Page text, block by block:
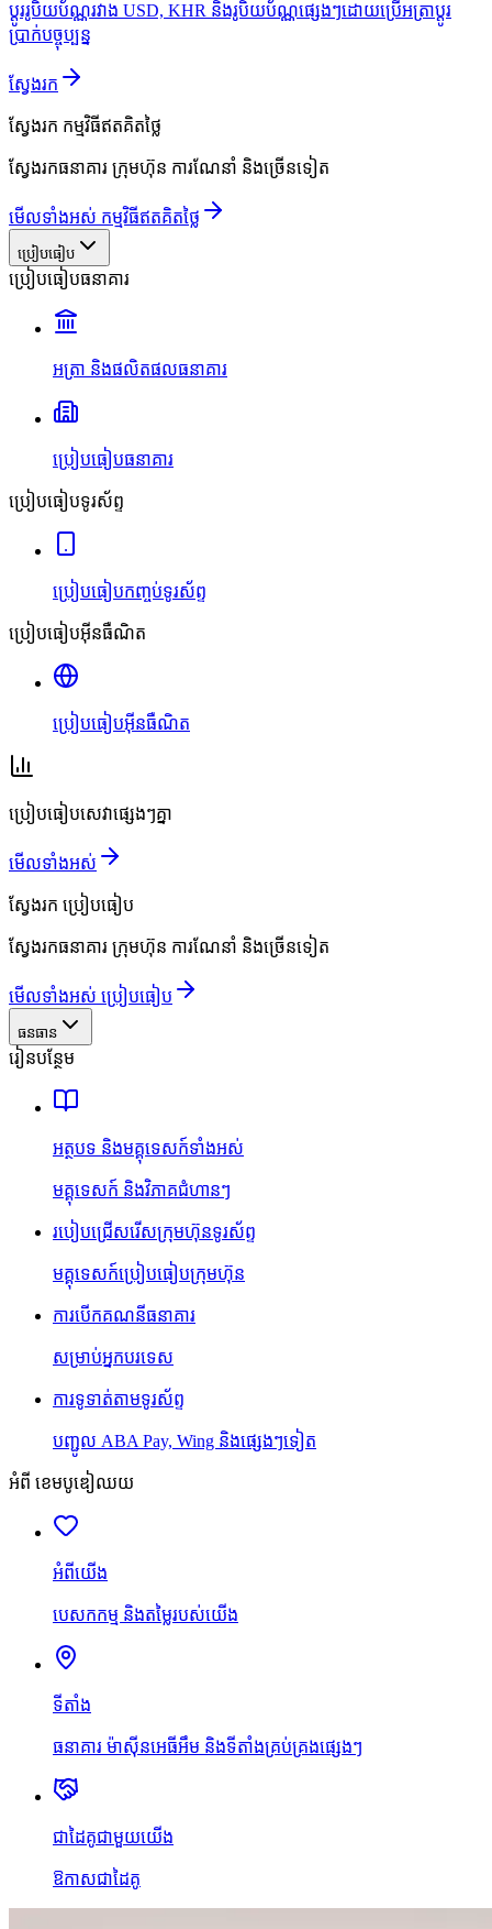
ប្ដូររូបិយប័ណ្ណរវាង USD, KHR និងរូបិយប័ណ្ណផ្សេងៗដោយប្រើអត្រាប្ដូរ
ប្រាក់បច្ចុប្បន្ន
ស្វែងរក
ស្វែងរក កម្មវិធីឥតគិតថ្លៃ
ស្វែងរកធនាគារ ក្រុមហ៊ុន ការណែនាំ និងច្រើនទៀត
មើលទាំងអស់ កម្មវិធីឥតគិតថ្លៃ
ប្រៀបធៀប
ប្រៀបធៀបធនាគារ
អត្រា និងផលិតផលធនាគារ
ប្រៀបធៀបធនាគារ
ប្រៀបធៀបទូរស័ព្ទ
ប្រៀបធៀបកញ្ចប់ទូរស័ព្ទ
ប្រៀបធៀបអ៊ីនធឺណិត
ប្រៀបធៀបអ៊ីនធឺណិត
ប្រៀបធៀបសេវាផ្សេងៗគ្នា
មើលទាំងអស់
ស្វែងរក ប្រៀបធៀប
ស្វែងរកធនាគារ ក្រុមហ៊ុន ការណែនាំ និងច្រើនទៀត
មើលទាំងអស់ ប្រៀបធៀប
ធនធាន
រៀនបន្ថែម
អត្ថបទ និងមគ្គុទេសក៍ទាំងអស់
មគ្គុទេសក៍ និងវិភាគជំហានៗ
របៀបជ្រើសរើសក្រុមហ៊ុនទូរស័ព្ទ
មគ្គុទេសក៍ប្រៀបធៀបក្រុមហ៊ុន
ការបើកគណនីធនាគារ
សម្រាប់អ្នកបរទេស
ការទូទាត់តាមទូរស័ព្ទ
បញ្ជូល ABA Pay, Wing និងផ្សេងៗទៀត
អំពី ខេមបូឌៀឈយ
អំពីយើង
បេសកកម្ម និងតម្លៃរបស់យើង
ទីតាំង
ធនាគារ ម៉ាស៊ីនអេធីអឹម និងទីតាំងគ្រប់គ្រងផ្សេងៗ
ជាដៃគូជាមួយយើង
ឱកាសជាដៃគូ